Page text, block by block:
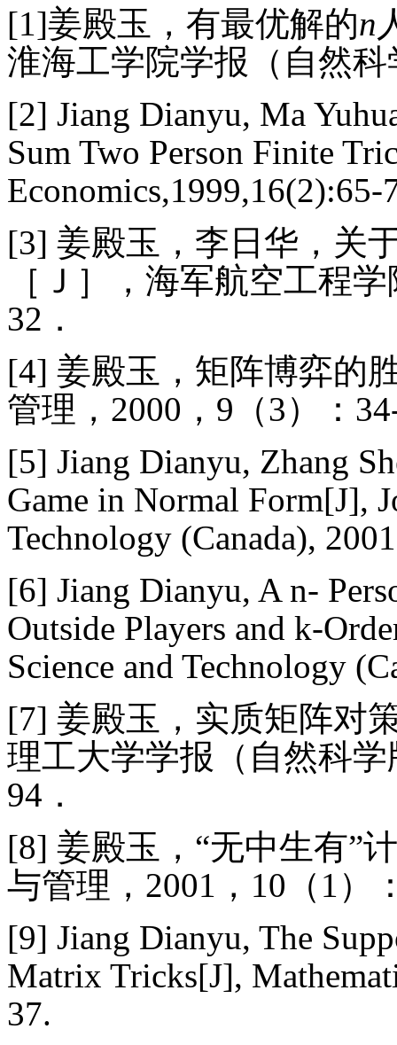
[1]姜殿玉，有最优解的n
淮海工学院学报（自然
[2] Jiang Dianyu, Ma
Sum Two Person Finite
Economics,1999,16(2):65-
[3] 姜殿玉，李日华，关
［Ｊ］，海军航空工程
32 ．
[4] 姜殿玉，矩阵博弈的
管理， 2000 ， 9 （3）：
[5] Jiang Dianyu, Zhang
Game in Normal Form[J],
Technology (Canada),
[6] Jiang Dianyu, A n-
Outside Players and k-
Science and Technology
[7] 姜殿玉，实质矩阵对
理工大学学报（自然科学
94 ．
[8] 姜殿玉，“无中生有”
与管理， 2001 ， 10 （ 1 ）
[9] Jiang Dianyu, The
Matrix Tricks[J],
37.